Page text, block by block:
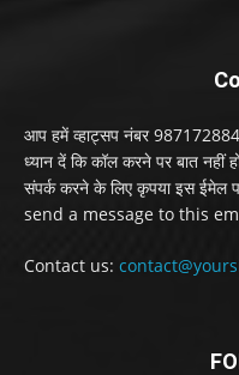
आप हमें व्हाट्सप नंबर
ध्यान दें कि कॉल करने पर बात नहीं
संपर्क करने के लिए कृपया इस
send a message to this
Contact us: